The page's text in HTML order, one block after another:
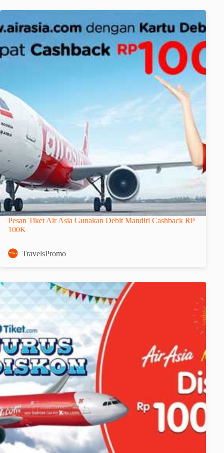
Pesan Tiket Air Asia Gunakan Debit Mandiri Cashback RP
100K
TravelsPromo